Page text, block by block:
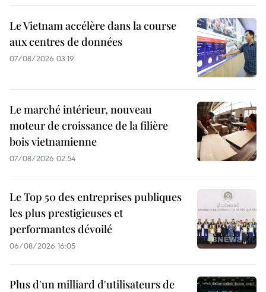
Le Vietnam accélère dans la course
aux centres de données
07/08/2026 03:19
Le marché intérieur, nouveau
moteur de croissance de la filière
bois vietnamienne
07/08/2026 02:54
Le Top 50 des entreprises publiques
les plus prestigieuses et
performantes dévoilé
06/08/2026 16:05
Plus d'un milliard d'utilisateurs de